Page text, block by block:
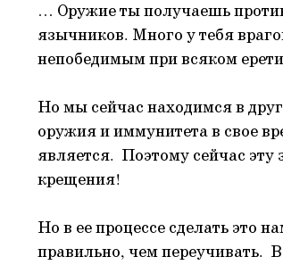
… Оружие ты получаешь
язычников. Много у тебя
непобедимым при всяком
Но мы сейчас находимся в
оружия и иммунитета в свое
является. Поэтому сейчас
крещения!
Но в ее процессе сделать это
правильно, чем переучивать.